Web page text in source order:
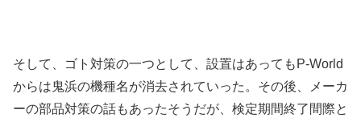
そして、ゴト対策の一つとして、設置はあってもP-World
からは鬼浜の機種名が消去されていった。その後、メーカ
ーの部品対策の話もあったそうだが、検定期間終了間際と